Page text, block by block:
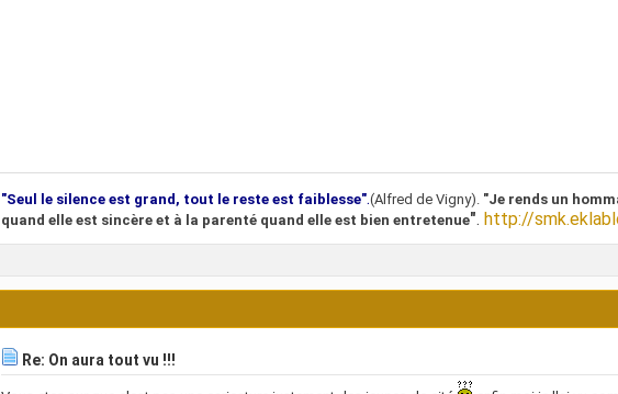
"Seul le silence est grand, tout le reste est faiblesse".(Alfred de Vigny). "Je rends un
quand elle est sincère et à la parenté quand elle est bien entretenue". http://
Re: On aura tout vu !!!